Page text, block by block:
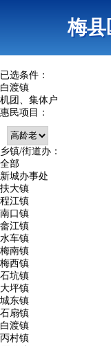
查询指引梅县
已选条件：
白渡镇
机团、集体户
惠民项目：
乡镇/街道办：
全部
新城办事处
扶大镇
程江镇
南口镇
畲江镇
水车镇
梅南镇
梅西镇
石坑镇
大坪镇
城东镇
石扇镇
白渡镇
丙村镇